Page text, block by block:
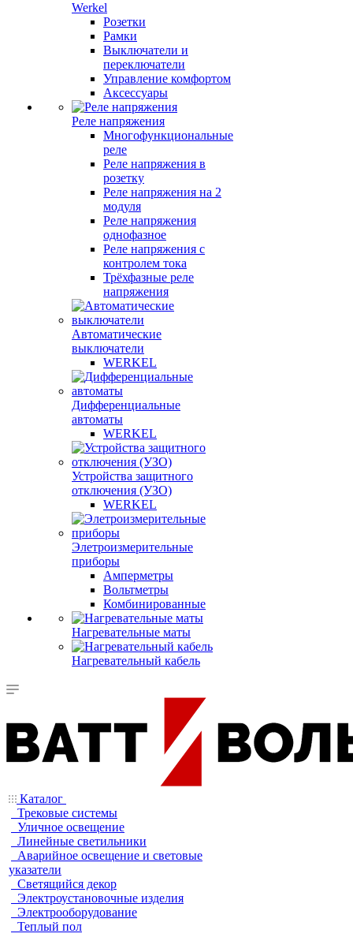
Werkel
Розетки
Рамки
Выключатели и
переключатели
Управление комфортом
Аксессуары
Реле напряжения
Многофункциональные
реле
Реле напряжения в
розетку
Реле напряжения на 2
модуля
Реле напряжения
однофазное
Реле напряжения с
контролем тока
Трёхфазные реле
напряжения
Автоматические
выключатели
WERKEL
Дифференциальные
автоматы
WERKEL
Устройства защитного
отключения (УЗО)
WERKEL
Элетроизмерительные
приборы
Амперметры
Вольтметры
Комбинированные
Нагревательные маты
Нагревательный кабель
Каталог
Трековые системы
Уличное освещение
Линейные светильники
Аварийное освещение и световые
указатели
Светящийся декор
Электроустановочные изделия
Электрооборудование
Теплый пол